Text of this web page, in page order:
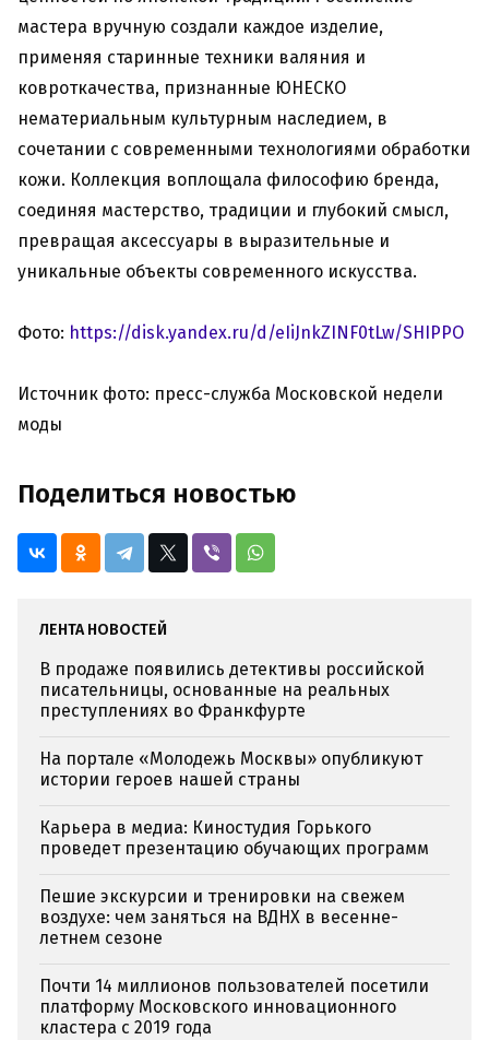
мастера вручную создали каждое изделие,
применяя старинные техники валяния и
ковроткачества, признанные ЮНЕСКО
нематериальным культурным наследием, в
сочетании с современными технологиями обработки
кожи. Коллекция воплощала философию бренда,
соединяя мастерство, традиции и глубокий смысл,
превращая аксессуары в выразительные и
уникальные объекты современного искусства.
Фото: https://disk.yandex.ru/d/eIiJnkZINF0tLw/SHIPPO
Источник фото: пресс-служба Московской недели
моды
Поделиться новостью
ЛЕНТА НОВОСТЕЙ
В продаже появились детективы российской
писательницы, основанные на реальных
преступлениях во Франкфурте
На портале «Молодежь Москвы» опубликуют
истории героев нашей страны
Карьера в медиа: Киностудия Горького
проведет презентацию обучающих программ
Пешие экскурсии и тренировки на свежем
воздухе: чем заняться на ВДНХ в весенне-
летнем сезоне
Почти 14 миллионов пользователей посетили
платформу Московского инновационного
кластера с 2019 года